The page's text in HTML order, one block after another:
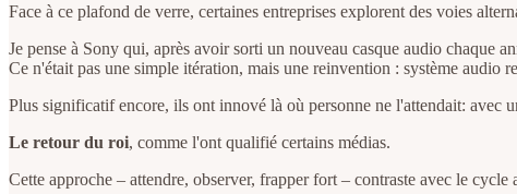
Face à ce plafond de verre, certaines entreprises explorent des voies
Je pense à Sony qui, après avoir sorti un nouveau casque audio chaque
Ce n'était pas une simple itération, mais une reinvention : système audio
Plus significatif encore, ils ont innové là où personne ne l'attendait: avec
Le retour du roi, comme l'ont qualifié certains médias.
Cette approche – attendre, observer, frapper fort – contraste avec le